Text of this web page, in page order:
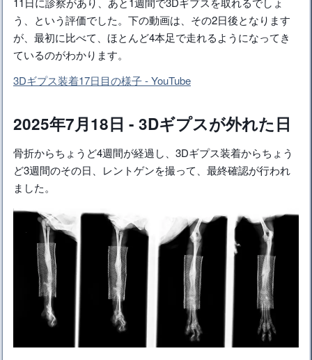
う、という評価でした。下の動画は、その2日後となります
が、最初に比べて、ほとんど4本足で走れるようになってき
ているのがわかります。
3Dギプス装着17日目の様子 - YouTube
2025年7月18日 - 3Dギプスが外れた日
骨折からちょうど4週間が経過し、3Dギプス装着からちょう
ど3週間のその日、レントゲンを撮って、最終確認が行われ
ました。